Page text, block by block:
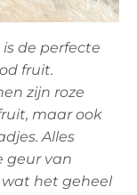
is de perfecte
fruit.
zijn roze
maar ook
Alles
geur van
het geheel